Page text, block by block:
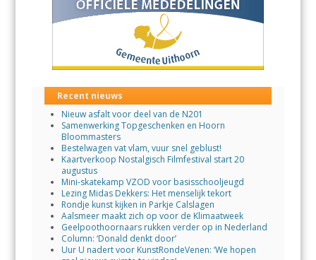
Recent nieuws
Nieuw asfalt voor deel van de N201
Samenwerking Topgeschenken en Hoorn
Bloommasters
Bestelwagen vat vlam, vuur snel geblust!
Kaartverkoop Nostalgisch Filmfestival start 20
augustus
Mini-skatekamp VZOD voor basisschooljeugd
Lezing Midas Dekkers: Het menselijk tekort
Rondje kunst kijken in Parkje Calslagen
Aalsmeer maakt zich op voor de Klimaatweek
Geelpoothoornaars rukken verder op in Nederland
Column: ‘Donald denkt door’
Uur U nadert voor KunstRondeVenen: ‘We hopen